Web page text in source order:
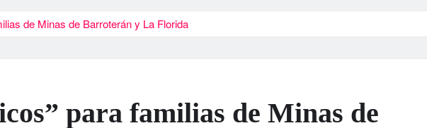
de Minas de Barroterán y La Florida
para familias de Minas de